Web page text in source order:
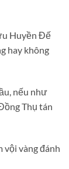
Huyền Đế
hay không
nếu như
Thụ tán
vội vàng đánh